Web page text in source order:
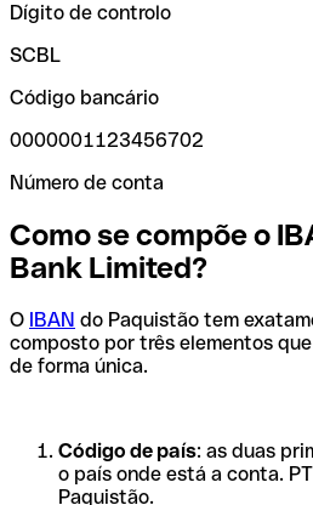
Dígito de controlo
SCBL
Código bancário
0000001123456702
Número de conta
Como se compõe o
Bank Limited?
O IBAN do Paquistão tem
composto por três elementos
de forma única.
Código de país: as duas
o país onde está a conta.
Paquistão.